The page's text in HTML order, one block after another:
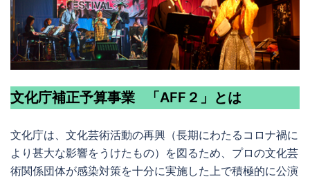
文化庁補正予算事業 「AFF２」とは
文化庁は、文化芸術活動の再興（長期にわたるコロナ禍に
より甚大な影響をうけたもの）を図るため、プロの文化芸
術関係団体が感染対策を十分に実施した上で積極的に公演